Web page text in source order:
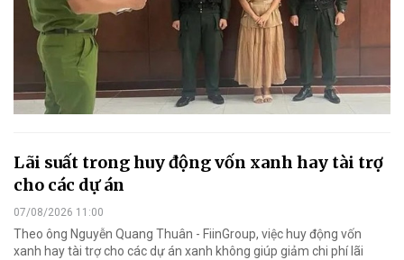
Lãi suất trong huy động vốn xanh hay tài trợ
cho các dự án
07/08/2026 11:00
Theo ông Nguyễn Quang Thuân - FiinGroup, việc huy động vốn
xanh hay tài trợ cho các dự án xanh không giúp giảm chi phí lãi